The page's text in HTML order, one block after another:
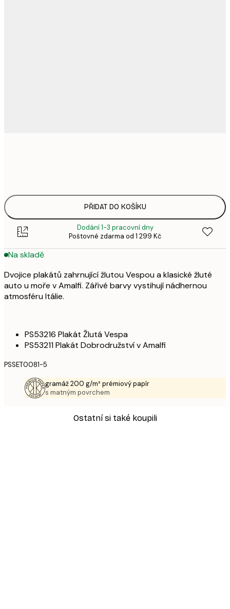
PŘIDAT DO KOŠÍKU
Dodání 1-3 pracovní dny
Poštovné zdarma od 1 299 Kč
Na skladě
Dvojice plakátů zahrnující žlutou Vespou a klasické žluté
auto u moře v Amalfi. Zářivé barvy vystihují nádhernou
atmosféru Itálie.
PS53216 Plakát Žlutá Vespa
PS53211 Plakát Dobrodružství v Amalfi
PSSET0081-5
gramáž 200 g/m² prémiový papír
s matným povrchem
Ostatní si také koupili